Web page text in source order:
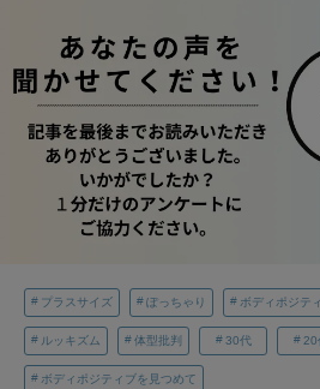
プラスサイズ ぽっちゃり ボディポジテ
ルッキズム 体型批判 30代 20
ボディポジティブを見つめて